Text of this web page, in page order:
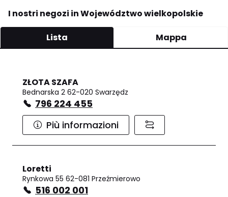
I nostri negozi in Województwo wielkopolskie
Lista Mappa
ZŁOTA SZAFA
Bednarska 2 62-020 Swarzędz
796 224 455
Più informazioni
Loretti
Rynkowa 55 62-081 Przeźmierowo
516 002 001